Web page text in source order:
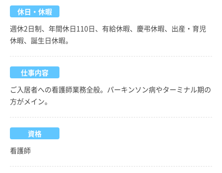
休日・休暇
週休2日制、年間休日110日、有給休暇、慶弔休暇、出産・育児
休暇、誕生日休暇。
仕事内容
ご入居者への看護師業務全般。パーキンソン病やターミナル期の
方がメイン。
資格
看護師